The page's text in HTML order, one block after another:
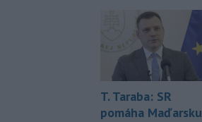
T. Taraba: SR
pomáha Maďarsku